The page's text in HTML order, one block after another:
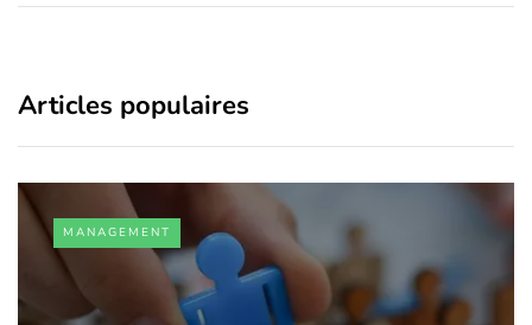
Articles populaires
MANAGEMENT